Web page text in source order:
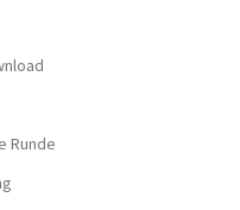
Runde